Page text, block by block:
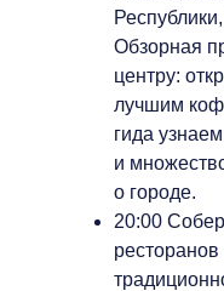
Обзорная
центру:
лучшим
гида
и
о городе.
20:00
ресторанов